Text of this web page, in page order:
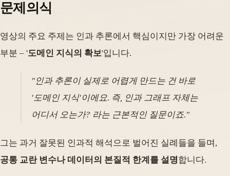
문제의식
영상의 주요 주제는 인과 추론에서 핵심이지만 가장 어려운
부분 – '도메인 지식의 확보'입니다.
"인과 추론이 실제로 어렵게 만드는 건 바로
'도메인 지식'이에요. 즉, 인과 그래프 자체는
어디서 오는가? 라는 근본적인 질문이죠."
그는 과거 잘못된 인과적 해석으로 벌어진 실례들을 들며,
공통 교란 변수나 데이터의 본질적 한계를 설명합니다.